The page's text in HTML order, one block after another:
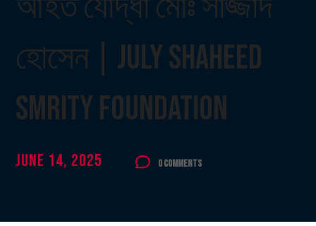
হোসেন | July Shaheed
Smrity Foundation
June 14, 2025 0 Comments